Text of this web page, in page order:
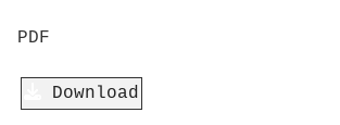
PDF
Download